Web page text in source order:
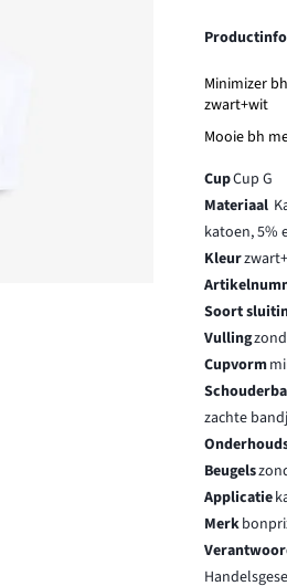
Minimizer
zwart+wit
Mooie bh
CupCup G
Materiaal
katoen, 5%
Kleur
Soort
Vulling
Cupvorm
zachte
Beugels
Applicatie
Merk